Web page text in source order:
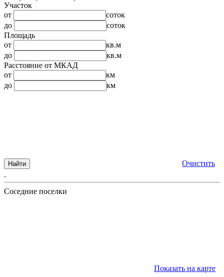
Участок
от
соток
до
соток
Площадь
от
кв.м
до
кв.м
Расстояние от МКАД
от
км
до
км
Найти Очистить
Соседние поселки
Показать на карте